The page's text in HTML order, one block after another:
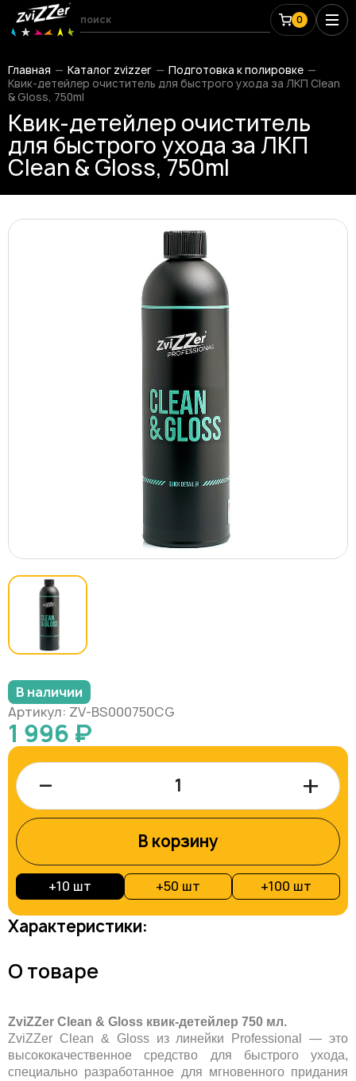
0
Главная Каталог zvizzer
Подготовка к полировке
Квик-детейлер очиститель для быстрого ухода за ЛКП Clean
& Gloss, 750ml
Квик-детейлер очиститель
для быстрого ухода за ЛКП
Clean & Gloss, 750ml
В наличии
Артикул: ZV-BS000750CG
1 996 ₽
– +
В корзину
+10 шт +50 шт +100 шт
Характеристики:
О товаре
ZviZZer Clean & Gloss квик-детейлер 750 мл.
ZviZZer Clean & Gloss из линейки Professional — это
высококачественное средство для быстрого ухода,
специально разработанное для мгновенного придания